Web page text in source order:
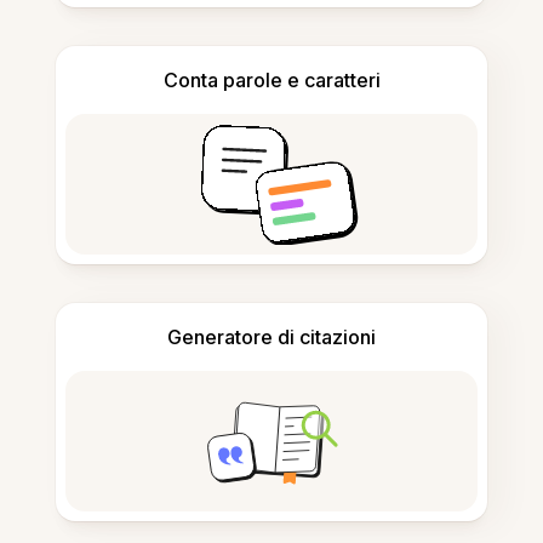
Conta parole e caratteri
Generatore di citazioni